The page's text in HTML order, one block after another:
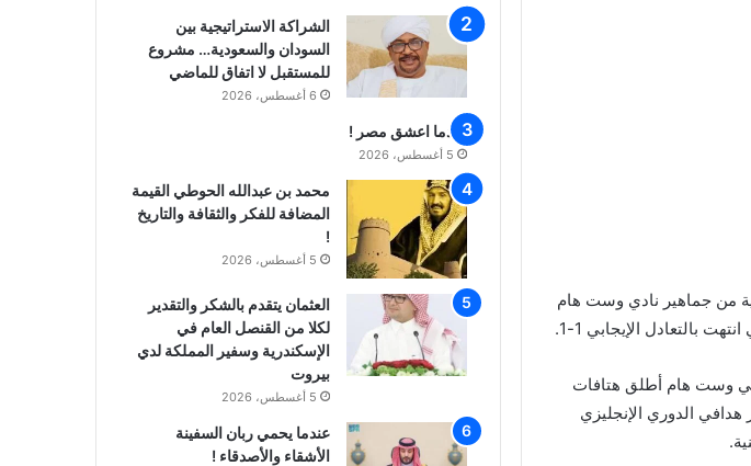
من جماهير نادي وست هام
بالتعادل الإيجابي 1-1.
وست هام أطلق هتافات
الدوري الإنجليزي
السعودية مشروع عالمي
الشراكة الاستراتيجية بين
السودان والسعودية… مشروع
للمستقبل لا اتفاق للماضي
6 أغسطس، 2026
عندما اعشق مصر !
5 أغسطس، 2026
محمد بن عبدالله الحوطي القيمة
المضافة للفكر والثقافة والتاريخ
!
5 أغسطس، 2026
العثمان يتقدم بالشكر والتقدير
لكلا من القنصل العام في
الإسكندرية وسفير المملكة لدي
بيروت
5 أغسطس، 2026
عندما يحمي ربان السفينة
الأشقاء والأصدقاء !